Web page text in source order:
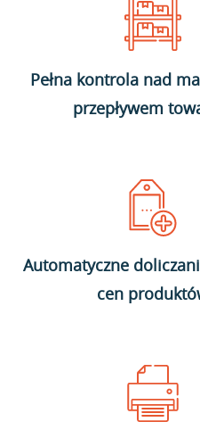
Pełna kontrola nad
przepływem
Automatyczne
cen